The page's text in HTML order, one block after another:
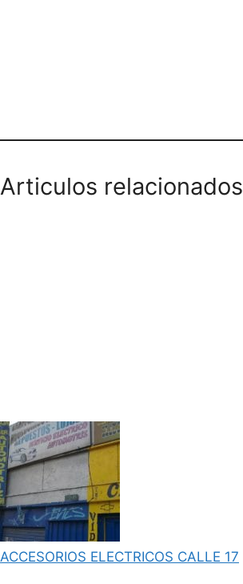
Articulos relacionados
ACCESORIOS ELECTRICOS CALLE 17